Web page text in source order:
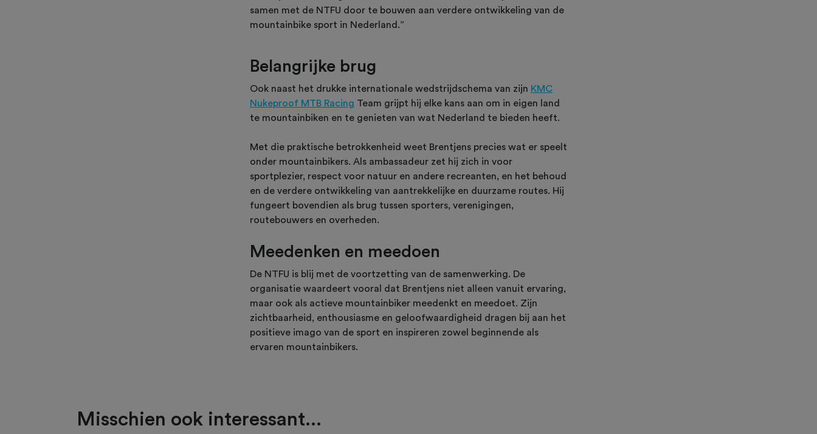
samen met de NTFU door te bouwen aan verdere ontwikkeling van de
mountainbike sport in Nederland.”
Belangrijke brug
Ook naast het drukke internationale wedstrijdschema van zijn KMC
Nukeproof MTB Racing Team grijpt hij elke kans aan om in eigen land
te mountainbiken en te genieten van wat Nederland te bieden heeft.
Met die praktische betrokkenheid weet Brentjens precies wat er speelt
onder mountainbikers. Als ambassadeur zet hij zich in voor
sportplezier, respect voor natuur en andere recreanten, en het behoud
en de verdere ontwikkeling van aantrekkelijke en duurzame routes. Hij
fungeert bovendien als brug tussen sporters, verenigingen,
routebouwers en overheden.
Meedenken en meedoen
De NTFU is blij met de voortzetting van de samenwerking. De
organisatie waardeert vooral dat Brentjens niet alleen vanuit ervaring,
maar ook als actieve mountainbiker meedenkt en meedoet. Zijn
zichtbaarheid, enthousiasme en geloofwaardigheid dragen bij aan het
positieve imago van de sport en inspireren zowel beginnende als
ervaren mountainbikers.
Misschien ook interessant...